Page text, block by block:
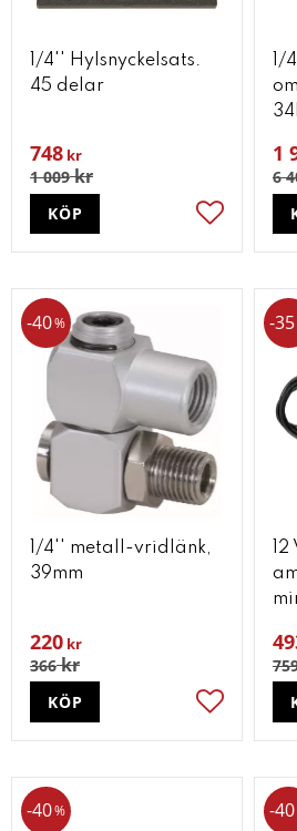
1/4'' Hylsnyckelsats.
45 delar
748 kr
1 009kr
Lägg till i
KÖP
1
6
1/4'' metall-vridlänk,
39mm
220 kr
366kr
40%
Lägg till i
KÖP
35
40% 40